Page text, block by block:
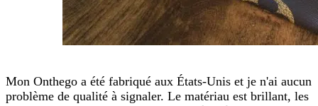
Mon Onthego a été fabriqué aux États-Unis et je n'ai aucun
problème de qualité à signaler. Le matériau est brillant, les